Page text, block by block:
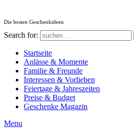
Die besten Geschenkideen
Search for:
Startseite
Anlässe & Momente
Familie & Freunde
Interessen & Vorlieben
Feiertage & Jahreszeiten
Preise & Budget
Geschenke Magazin
Menu